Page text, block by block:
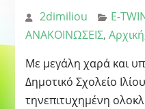
2dimiliou E-
ΑΝΑΚΟΙΝΩΣΕΙΣ, Αρχική
Με μεγάλη χαρά και
Δημοτικό Σχολείο
τηνεπιτυχημένη